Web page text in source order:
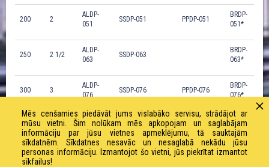
200 2
ALDP-
051
SSDP-051 PPDP-051
BRDP-
051*
250 2 1/2
ALDP-
063
SSDP-063
BRDP-
063*
300 3
ALDP-
076
SSDP-076 PPDP-076
BRDP-
076*
400 4
ALDP-
102
SSDP-102 PPDP-102
BRDP-
102*
500 5
ALDP-
BRDP-
Mēs cenšamies piedāvāt jums vislabāko servisu, strādājot ar
mūsu vietni. Šim nolūkam mēs apkopojam un saglabājam
informāciju par jūsu vietnes apmeklējumu, tā sauktajām
sīkdatnēm. Sīkdatnes nesavāc un nesaglabā nekādu jūsu
personas informāciju. Izmantojot šo vietni, jūs piekrītat izmantot
sīkfailus!